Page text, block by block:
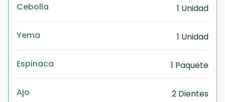
Cebolla 1 Unidad
Yema 1 Unidad
Espinaca 1 Paquete
Ajo 2 Dientes